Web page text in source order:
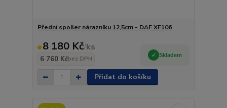
Přední spoiler nárazníku 12,5cm - DAF XF106
8 180 Kč/ks
6 760 Kčbez DPH
Skladem
Přidat do košíku